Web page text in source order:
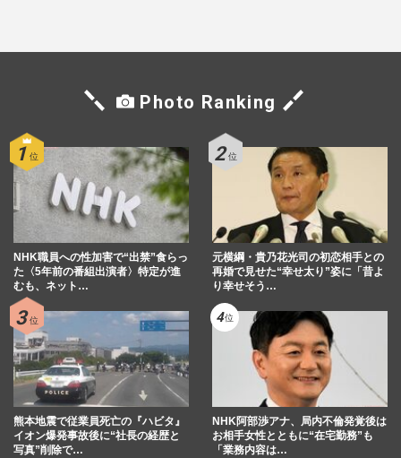
Photo Ranking
NHK職員への性加害で“出禁”食らっ
た〈5年前の番組出演者〉特定が進
むも、ネット…
元横綱・貴乃花光司の初恋相手との
再婚で見せた“幸せ太り”姿に「昔よ
り幸せそう…
熊本地震で従業員死亡の『ハビタ』
イオン爆発事故後に“社長の経歴と
写真”削除で…
NHK阿部渉アナ、局内不倫発覚後は
お相手女性とともに“在宅勤務”も
「業務内容は…